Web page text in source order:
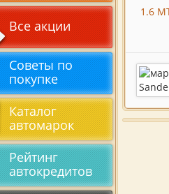
1.6
Все акции
Советы по
покупке
Каталог
автомарок
Рейтинг
автокредитов